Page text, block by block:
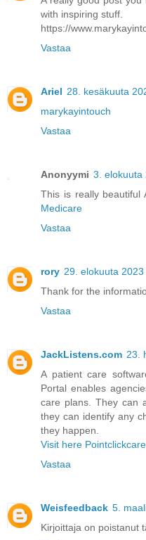
with inspiring stuff.
https://
Vastaa
Ariel 28. kesäkuuta
marykayintouch
Vastaa
Anonyymi 3. elokuuta
This is really beautiful
Medicare
Vastaa
rory 29. elokuuta
Thank for the
Vastaa
JackListens.com 23.
A patient care
Portal enables
care plans. They can
they can identify any
they happen.
Visit here
Vastaa
Weisfeedback 5.
Kirjoittaja on poistanut